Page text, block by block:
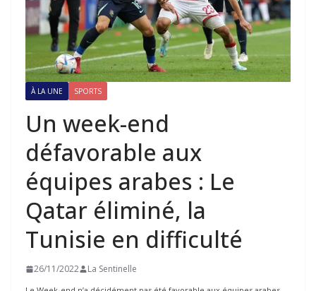
À LA UNE SPORTS
Un week-end
défavorable aux
équipes arabes : Le
Qatar éliminé, la
Tunisie en difficulté
26/11/2022 La Sentinelle